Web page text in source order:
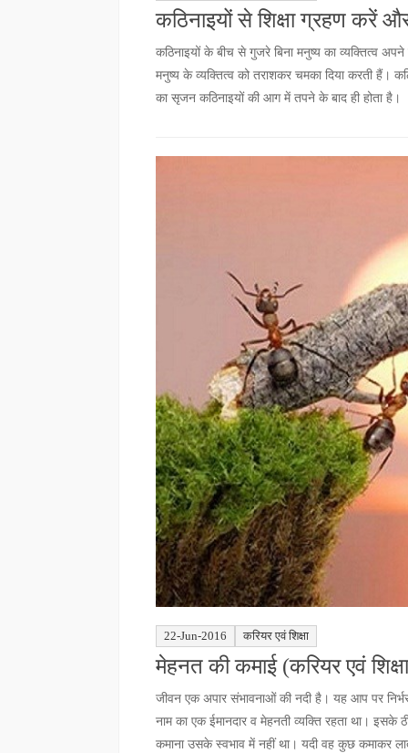
कठिनाइयों से शिक्षा ग्रहण करें
कठिनाइयों के बीच से गुजरे बिना मनुष्य का व्यक्तित्व
मनुष्य के व्यक्तित्व को तराशकर चमका दिया करती हैं।
का सृजन कठिनाइयों की आग में तपने के बाद ही होता है।
22-Jun-2016 करियर एवं शिक्षा
मेहनत की कमाई (करियर एवं
जीवन एक अपार संभावनाओं की नदी है। यह आप पर
नाम का एक ईमानदार व मेहनती व्यक्ति रहता था।
कमाना उसके स्वभाव में नहीं था। यदी वह कुछ कमाकर